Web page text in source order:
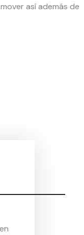
así además de